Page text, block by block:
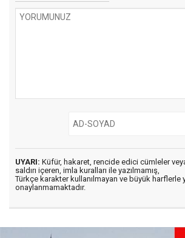
UYARI: Küfür, hakaret, rencide edici cümleler
saldırı içeren, imla kuralları ile yazılmamış,
Türkçe karakter kullanılmayan ve büyük harflerle
onaylanmamaktadır.